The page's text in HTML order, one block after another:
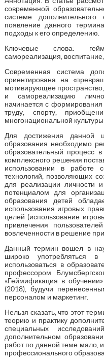
современной
системе
появление данного
подходы к его определению.
Ключевые слова:
самореализация,
Современная система
ориентирована на
мотивирующее
и самореализацию
начинается с формирования
труду, спорту,
многонациональной культуры
Для достижения данной
образования необходимо
образовательный процесс
комплексного решения
использовании в работе
технологий, позволяющих
для реализации личности
потенциалом для
образования детей
использования игровых
целей (использование
привлечения
вовлеченности в решение
Данный термин вошел в
широко употребляться
использоваться в
профессором
«Геймификация в
(2018), будучи
персоналом и маркетинг.
Нельзя сказать, что этот
теорию и практику
специальных
дополнительном
работ по данной теме мало,
профессионального